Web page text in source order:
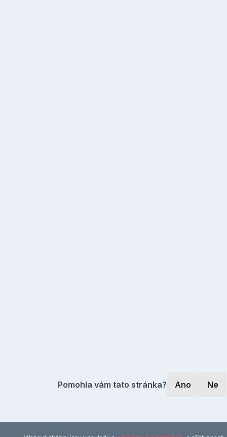
Pomohla vám tato stránka? Ano Ne